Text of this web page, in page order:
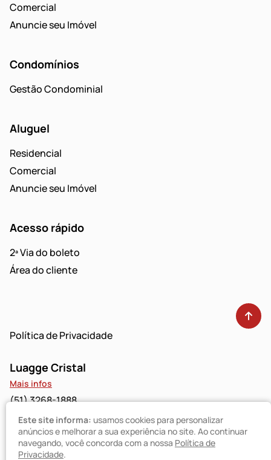
Comercial
Anuncie seu Imóvel
Condomínios
Gestão Condominial
Aluguel
Residencial
Comercial
Anuncie seu Imóvel
Acesso rápido
2ª Via do boleto
Área do cliente
Política de Privacidade
Luagge Cristal
Mais infos
(51) 3268-1888
Luagge Bravo
Mais infos
Este site informa: usamos cookies para personalizar
anúncios e melhorar a sua experiência no site. Ao continuar
navegando, você concorda com a nossa Política de
Privacidade.